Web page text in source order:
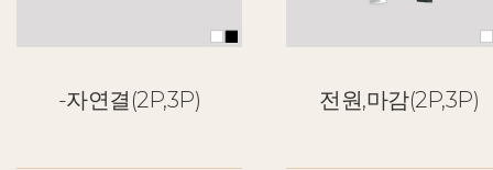
-자연결(2P,3P) 전원,마감(2P,3P)